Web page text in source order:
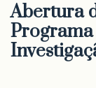
Abertura
Programa